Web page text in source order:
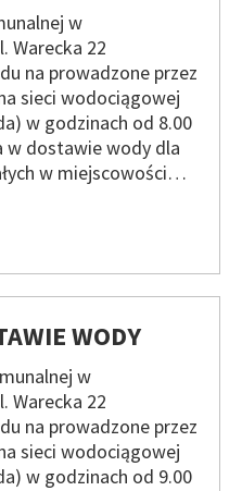
w
Warecka 22
na prowadzone przez
sieci wodociągowej
w godzinach od 8.00
w dostawie wody dla
w miejscowości…
WODY
w
Warecka 22
na prowadzone przez
sieci wodociągowej
w godzinach od 9.00